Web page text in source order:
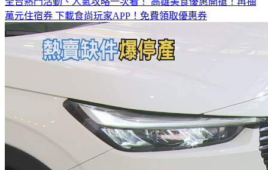
全台熱門活動、人氣攻略一次看！高雄美食優惠開搶！再抽
萬元住宿券下載食尚玩家APP！免費領取優惠券